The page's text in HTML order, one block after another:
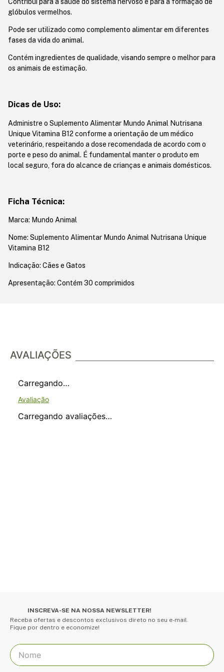
glóbulos vermelhos.
Pode ser utilizado como complemento alimentar em diferentes
fases da vida do animal.
Contém ingredientes de qualidade, visando sempre o melhor para
os animais de estimação.
Dicas de Uso:
Administre o Suplemento Alimentar Mundo Animal Nutrisana
Unique Vitamina B12 conforme a orientação de um médico
veterinário, respeitando a dose recomendada de acordo com o
porte e peso do animal. É fundamental manter o produto em
local seguro, fora do alcance de crianças e animais domésticos.
Ficha Técnica:
Marca: Mundo Animal
Nome: Suplemento Alimentar Mundo Animal Nutrisana Unique
Vitamina B12
Indicação: Cães e Gatos
Apresentação: Contém 30 comprimidos
AVALIAÇÕES
Carregando…
Carregando avaliações…
INSCREVA-SE NA NOSSA NEWSLETTER!
Receba ofertas e descontos exclusivos direto no seu e-mail.
Fique por dentro e economize!